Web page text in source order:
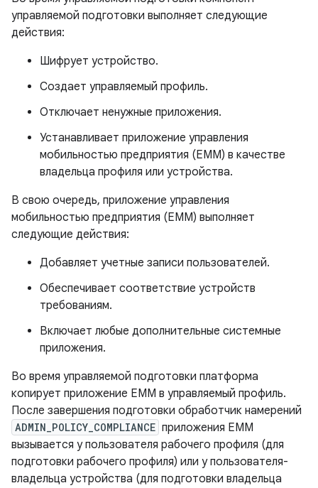
управляемой подготовки выполняет следующие
действия:
Шифрует устройство.
Создает управляемый профиль.
Отключает ненужные приложения.
Устанавливает приложение управления
мобильностью предприятия (EMM) в качестве
владельца профиля или устройства.
В свою очередь, приложение управления
мобильностью предприятия (EMM) выполняет
следующие действия:
Добавляет учетные записи пользователей.
Обеспечивает соответствие устройств
требованиям.
Включает любые дополнительные системные
приложения.
Во время управляемой подготовки платформа
копирует приложение EMM в управляемый профиль.
После завершения подготовки обработчик намерений
ADMIN_POLICY_COMPLIANCE приложения EMM
вызывается у пользователя рабочего профиля (для
подготовки рабочего профиля) или у пользователя-
владельца устройства (для подготовки владельца